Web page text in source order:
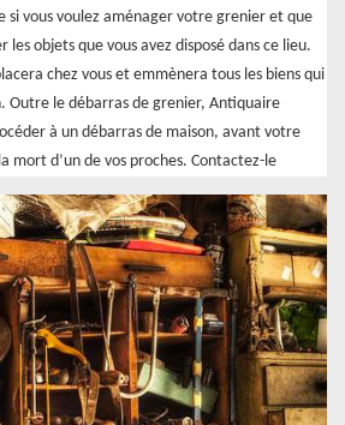
vous voulez aménager votre grenier et que
les objets que vous avez disposé dans ce lieu.
chez vous et emmènera tous les biens qui
Outre le débarras de grenier, Antiquaire
à un débarras de maison, avant votre
mort d’un de vos proches. Contactez-le